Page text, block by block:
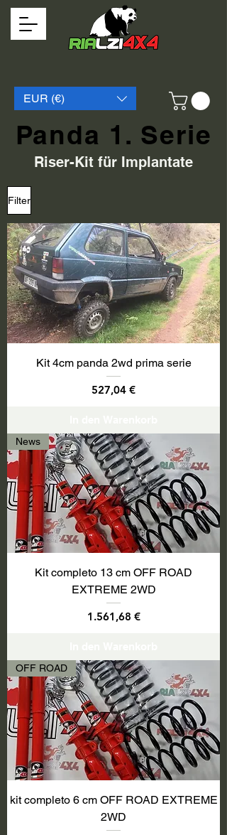
EUR (€)
Panda 1. Serie
Riser-Kit für Implantate
Filter
Kit 4cm panda 2wd prima serie
Preis
527,04 €
News
Kit completo 13 cm OFF ROAD
EXTREME 2WD
Preis
1.561,68 €
OFF ROAD
kit completo 6 cm OFF ROAD EXTREME
2WD